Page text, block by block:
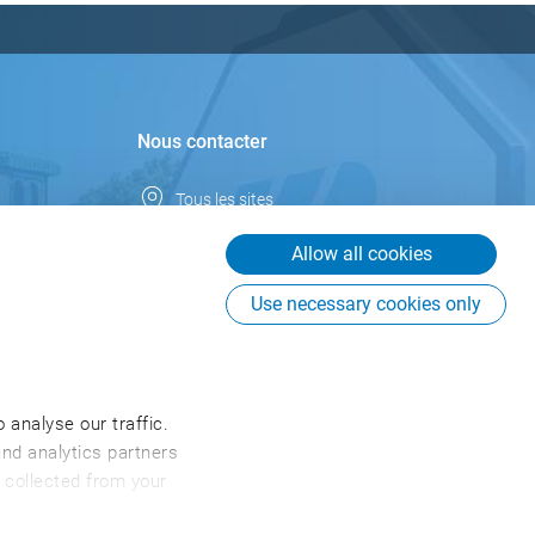
analyse our traffic.
analytics partners
collected from your
Allow all cookies
Use necessary cookies only
Nous contacter
Tous les sites
info.nl@csb.com
+31 76 53076 76
Pays-Bas